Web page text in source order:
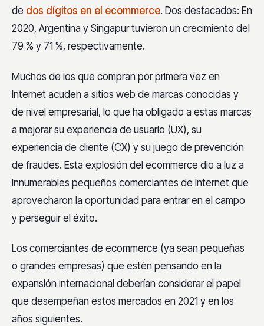
de dos dígitos en el ecommerce. Dos destacados: En
2020, Argentina y Singapur tuvieron un crecimiento del
79 % y 71 %, respectivamente.
Muchos de los que compran por primera vez en
Internet acuden a sitios web de marcas conocidas y
de nivel empresarial, lo que ha obligado a estas marcas
a mejorar su experiencia de usuario (UX), su
experiencia de cliente (CX) y su juego de prevención
de fraudes. Esta explosión del ecommerce dio a luz a
innumerables pequeños comerciantes de Internet que
aprovecharon la oportunidad para entrar en el campo
y perseguir el éxito.
Los comerciantes de ecommerce (ya sean pequeñas
o grandes empresas) que estén pensando en la
expansión internacional deberían considerar el papel
que desempeñan estos mercados en 2021 y en los
años siguientes.